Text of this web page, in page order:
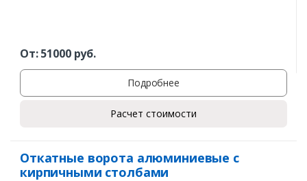
От:51000руб.
Подробнее
Расчет стоимости
Откатные ворота алюминиевые с
кирпичными столбами